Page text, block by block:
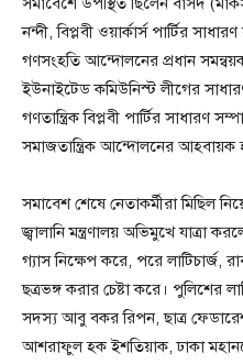
নন্দী, বিপ্লবী ওয়ার্কার্স পার্টির
গণসংহতি আন্দোলনের প্রধান
ইউনাইটেড কমিউনিস্ট লীগের
গণতান্ত্রিক বিপ্লবী পার্টির সাধারণ
সমাজতান্ত্রিক আন্দোলনের আহবায়ক
সমাবেশ শেষে নেতাকর্মীরা মিছিল
জ্বালানি মন্ত্রণালয় অভিমুখে যাত্রা
গ্যাস নিক্ষেপ করে, পরে লাটিচার্জ,
ছত্রভঙ্গ করার চেষ্টা করে। পুলিশের
সদস্য আবু বকর রিপন, ছাত্র
আশরাফুল হক ইশতিয়াক, ঢাকা